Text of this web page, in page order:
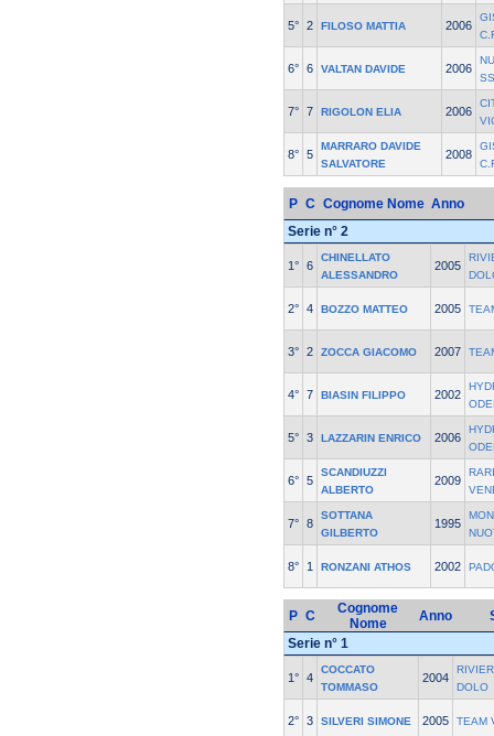
5° 2 FILOSO MATTIA 2006
6° 6 VALTAN DAVIDE 2006
7° 7 RIGOLON ELIA 2006
8° 5
MARRARO DAVIDE
SALVATORE
2008
P C Cognome Nome Anno
Serie n° 2
1° 6
CHINELLATO
ALESSANDRO
2005
2° 4 BOZZO MATTEO 2005
3° 2 ZOCCA GIACOMO 2007
4° 7 BIASIN FILIPPO 2002
5° 3 LAZZARIN ENRICO 2006
6° 5
SCANDIUZZI
ALBERTO
2009
7° 8
SOTTANA
GILBERTO
1995
8° 1 RONZANI ATHOS 2002
P C
Cognome
Nome
Anno
Serie n° 1
1° 4
COCCATO
TOMMASO
2004
DOLO
2° 3 SILVERI SIMONE 2005 TEAM